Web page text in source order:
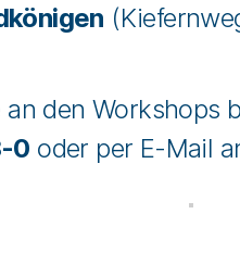
an den
0 oder per E-Mail